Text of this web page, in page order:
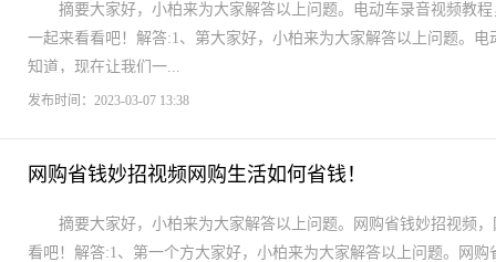
摘要大家好，小柏来为大家解答以上问题。电动车录音视频教
一起来看看吧！解答:1、第大家好，小柏来为大家解答以上问题。
知道，现在让我们一...
发布时间：2023-03-07 13:38
网购省钱妙招视频网购生活如何省钱！
摘要大家好，小柏来为大家解答以上问题。网购省钱妙招视频
看吧！解答:1、第一个方大家好，小柏来为大家解答以上问题。网